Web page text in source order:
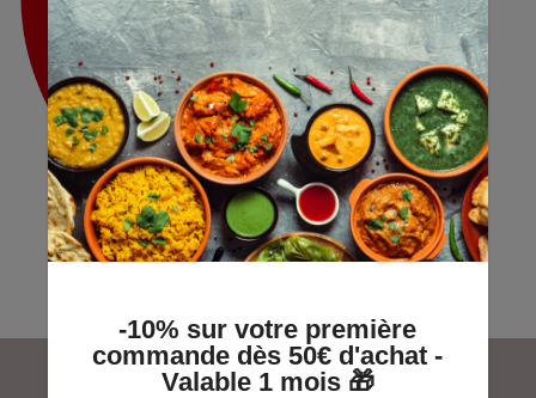
-10% sur votre première
commande dès 50€ d'achat -
Valable 1 mois 🎁